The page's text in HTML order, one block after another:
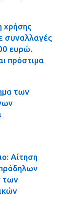
χρήσης
συναλλαγές
ευρώ.
πρόστιμα
των
Αίτηση
των